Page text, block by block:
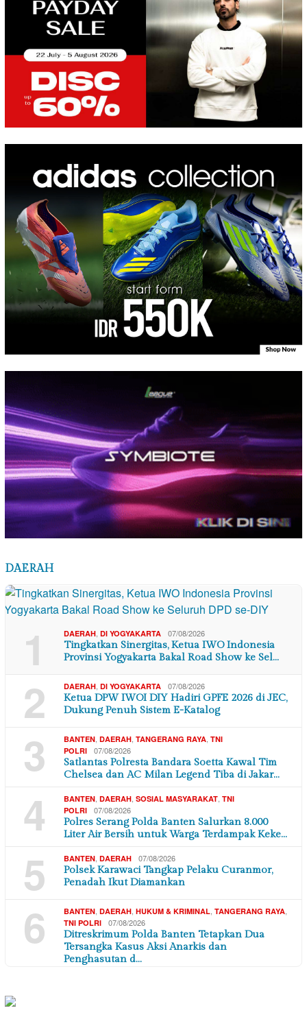
DAERAH
1 DAERAH DI YOGYAKARTA 07/08/2026
Tingkatkan Sinergitas, Ketua IWO Indonesia
Provinsi Yogyakarta Bakal Road Show ke Sel…
2 DAERAH DI YOGYAKARTA 07/08/2026
Ketua DPW IWOI DIY Hadiri GPFE 2026 di JEC,
Dukung Penuh Sistem E-Katalog
3 BANTEN DAERAH TANGERANG RAYA TNI
POLRI
07/08/2026
Satlantas Polresta Bandara Soetta Kawal Tim
Chelsea dan AC Milan Legend Tiba di Jakar…
4 BANTEN DAERAH SOSIAL MASYARAKAT TNI
POLRI
07/08/2026
Polres Serang Polda Banten Salurkan 8.000
Liter Air Bersih untuk Warga Terdampak Keke…
5 BANTEN DAERAH 07/08/2026
Polsek Karawaci Tangkap Pelaku Curanmor,
Penadah Ikut Diamankan
6 BANTEN DAERAH HUKUM & KRIMINAL TANGERANG RAYA
TNI POLRI 07/08/2026
Ditreskrimum Polda Banten Tetapkan Dua
Tersangka Kasus Aksi Anarkis dan
Penghasutan d…